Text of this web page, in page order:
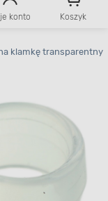
konto Koszyk
klamkę transparentny